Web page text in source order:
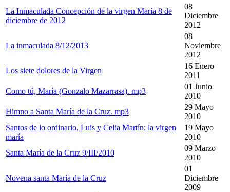
La Inmaculada Concepción de la virgen María 8 de
diciembre de 2012
08
Diciembre
2012
La inmaculada 8/12/2013
08
Noviembre
2012
Los siete dolores de la Virgen
16 Enero
2011
Como tú, María (Gonzalo Mazarrasa). mp3
01 Junio
2010
Himno a Santa María de la Cruz. mp3
29 Mayo
2010
Santos de lo ordinario, Luis y Celia Martín: la virgen
maría
19 Mayo
2010
Santa María de la Cruz 9/III/2010
09 Marzo
2010
Novena santa María de la Cruz
01
Diciembre
2009